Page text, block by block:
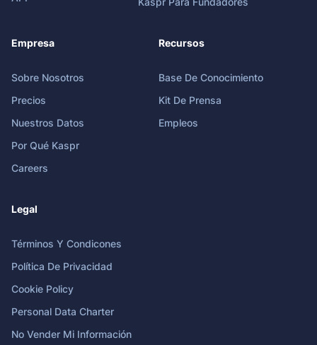
Empresa
Sobre Nosotros
Precios
Nuestros Datos
Por Qué Kaspr
Careers
Recursos
Base De Conocimiento
Kit De Prensa
Empleos
Legal
Términos Y Condicones
Política De Privacidad
Cookie Policy
Personal Data Charter
No Vender Mi Información